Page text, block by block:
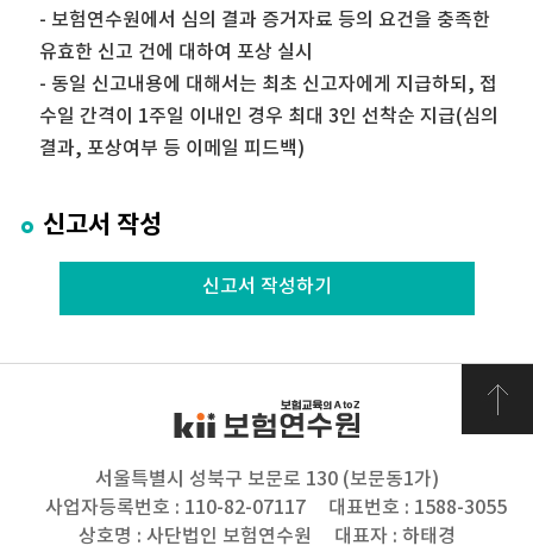
- 보험연수원에서 심의 결과 증거자료 등의 요건을 충족한
유효한 신고 건에 대하여 포상 실시
- 동일 신고내용에 대해서는 최초 신고자에게 지급하되, 접
수일 간격이 1주일 이내인 경우 최대 3인 선착순 지급(심의
결과, 포상여부 등 이메일 피드백)
신고서 작성
신고서 작성하기
서울특별시 성북구 보문로 130 (보문동1가)
사업자등록번호 : 110-82-07117
대표번호 : 1588-3055
상호명 : 사단법인 보험연수원
대표자 : 하태경